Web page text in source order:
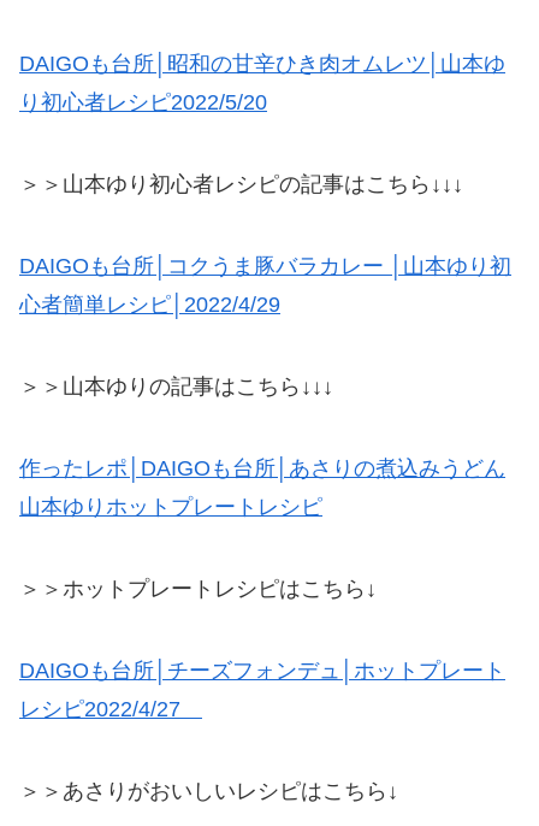
DAIGOも台所│昭和の甘辛ひき肉オムレツ│山本ゆ
り初心者レシピ2022/5/20
＞＞山本ゆり初心者レシピの記事はこちら↓↓↓
DAIGOも台所│コクうま豚バラカレー │山本ゆり初
心者簡単レシピ│2022/4/29
＞＞山本ゆりの記事はこちら↓↓↓
作ったレポ│DAIGOも台所│あさりの煮込みうどん
山本ゆりホットプレートレシピ
＞＞ホットプレートレシピはこちら↓
DAIGOも台所│チーズフォンデュ│ホットプレート
レシピ2022/4/27
＞＞あさりがおいしいレシピはこちら↓